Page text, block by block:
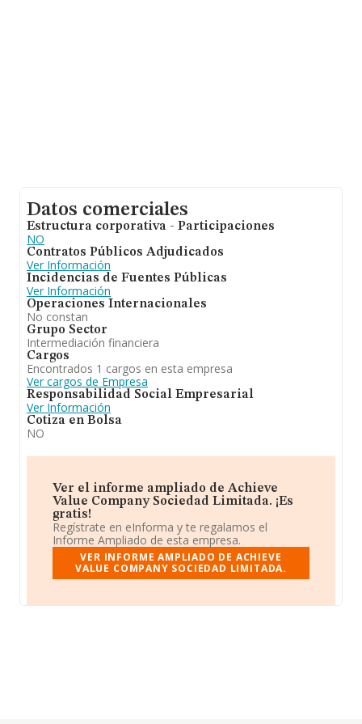
Datos comerciales
Estructura corporativa - Participaciones
NO
Contratos Públicos Adjudicados
Ver Información
Incidencias de Fuentes Públicas
Ver Información
Operaciones Internacionales
No constan
Grupo Sector
Intermediación financiera
Cargos
Encontrados 1 cargos en esta empresa
Ver cargos de Empresa
Responsabilidad Social Empresarial
Ver Información
Cotiza en Bolsa
NO
Ver el informe ampliado de Achieve
Value Company Sociedad Limitada. ¡Es
gratis!
Regístrate en eInforma y te regalamos el
Informe Ampliado de esta empresa.
VER INFORME AMPLIADO DE ACHIEVE
VALUE COMPANY SOCIEDAD LIMITADA.